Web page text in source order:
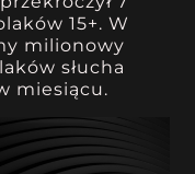
15+. W
milionowy
słucha
miesiącu.